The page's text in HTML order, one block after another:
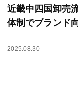
近畿中四国卸売
体制でブランド
2025.08.30